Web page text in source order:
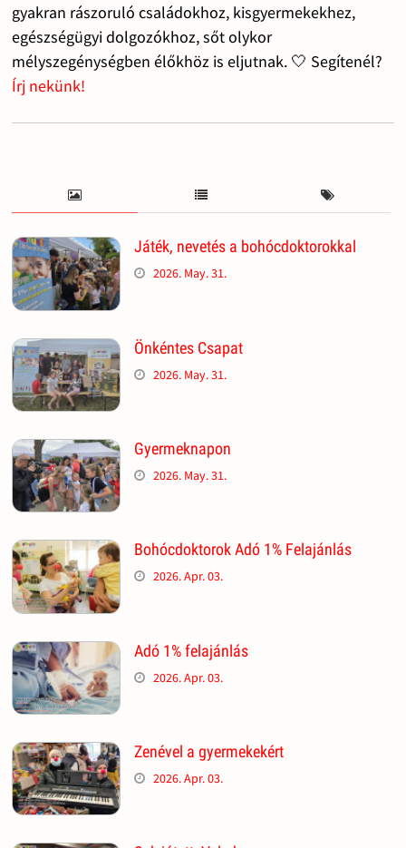
gyakran rászoruló családokhoz, kisgyermekekhez,
egészségügyi dolgozókhoz, sőt olykor
mélyszegénységben élőkhöz is eljutnak. 🤍 Segítenél?
Írj nekünk!
Játék, nevetés a bohócdoktorokkal
2026. May. 31.
Önkéntes Csapat
2026. May. 31.
Gyermeknapon
2026. May. 31.
Bohócdoktorok Adó 1% Felajánlás
2026. Apr. 03.
Adó 1% felajánlás
2026. Apr. 03.
Zenével a gyermekekért
2026. Apr. 03.